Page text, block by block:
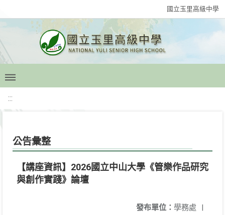
國立玉里高級中學
:::
公告彙整
【講座資訊】2026國立中山大學《管樂作品研究
與創作實踐》論壇
發布單位： 學務處 |